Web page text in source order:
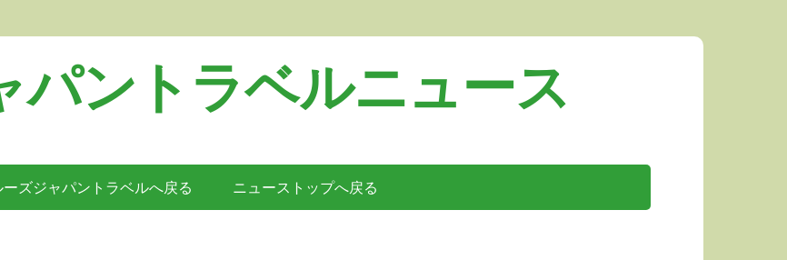
パントラベルニュース
ーズジャパントラベルへ戻る ニューストップへ戻る